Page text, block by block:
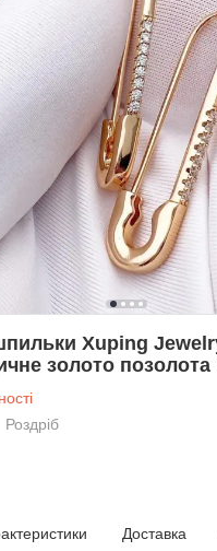
Xuping
золото позолота
Роздріб
Доставка